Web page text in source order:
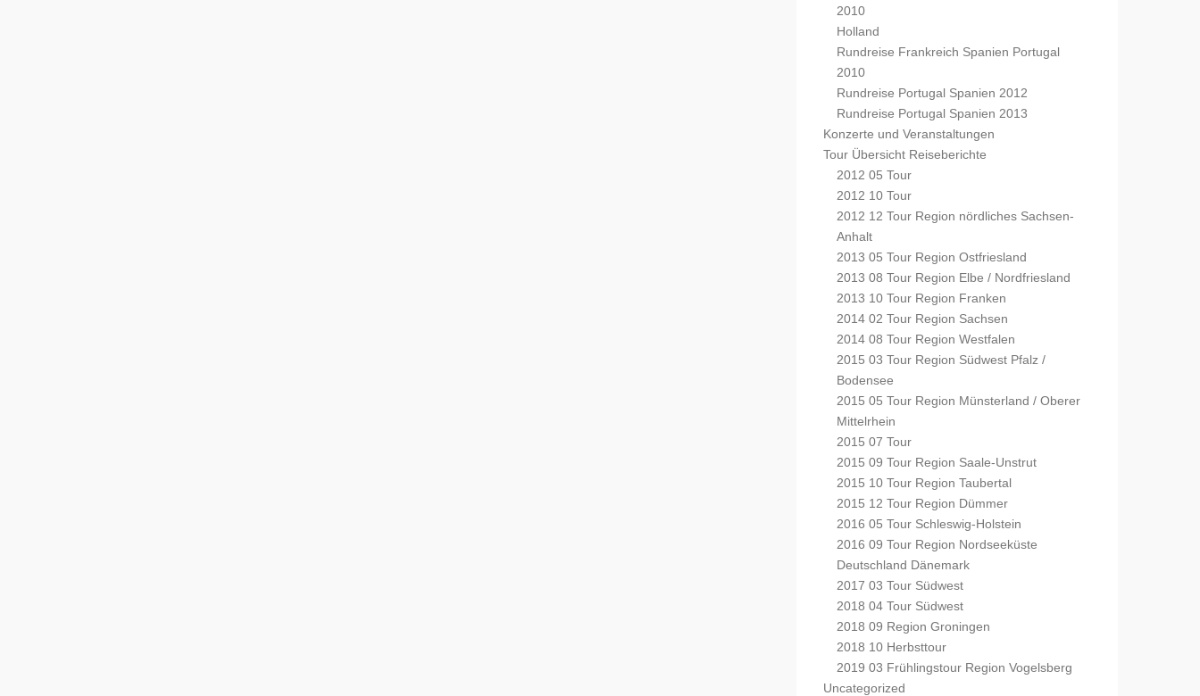
2010
Holland
Rundreise Frankreich Spanien Portugal
2010
Rundreise Portugal Spanien 2012
Rundreise Portugal Spanien 2013
Konzerte und Veranstaltungen
Tour Übersicht Reiseberichte
2012 05 Tour
2012 10 Tour
2012 12 Tour Region nördliches Sachsen-
Anhalt
2013 05 Tour Region Ostfriesland
2013 08 Tour Region Elbe / Nordfriesland
2013 10 Tour Region Franken
2014 02 Tour Region Sachsen
2014 08 Tour Region Westfalen
2015 03 Tour Region Südwest Pfalz /
Bodensee
2015 05 Tour Region Münsterland / Oberer
Mittelrhein
2015 07 Tour
2015 09 Tour Region Saale-Unstrut
2015 10 Tour Region Taubertal
2015 12 Tour Region Dümmer
2016 05 Tour Schleswig-Holstein
2016 09 Tour Region Nordseeküste
Deutschland Dänemark
2017 03 Tour Südwest
2018 04 Tour Südwest
2018 09 Region Groningen
2018 10 Herbsttour
2019 03 Frühlingstour Region Vogelsberg
Uncategorized